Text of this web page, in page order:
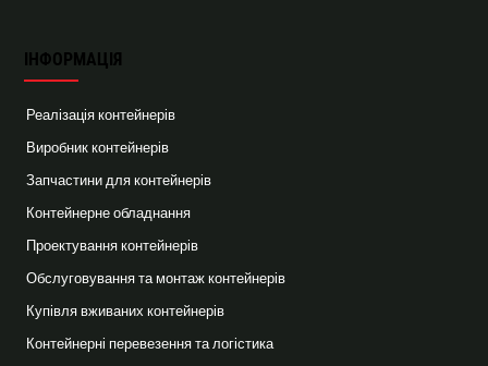
ІНФОРМАЦІЯ
Реалізація контейнерів
Виробник контейнерів
Запчастини для контейнерів
Контейнерне обладнання
Проектування контейнерів
Обслуговування та монтаж контейнерів
Купівля вживаних контейнерів
Контейнерні перевезення та логістика